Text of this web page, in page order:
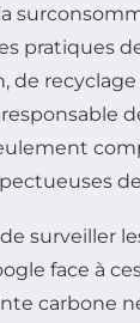
pratiques
de
surveiller
face à
carbone